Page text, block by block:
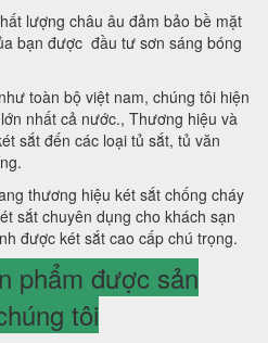
lượng châu âu đảm bảo bề mặt
bạn được đầu tư sơn sáng bóng
toàn bộ việt nam, chúng tôi hiện
nhất cả nước., Thương hiệu và
sắt đến các loại tủ sắt, tủ văn
thương hiệu két sắt chống cháy
sắt chuyên dụng cho khách sạn
được két sắt cao cấp chú trọng.
phẩm được sản
tôi